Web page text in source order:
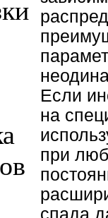
Если
на
при
спада